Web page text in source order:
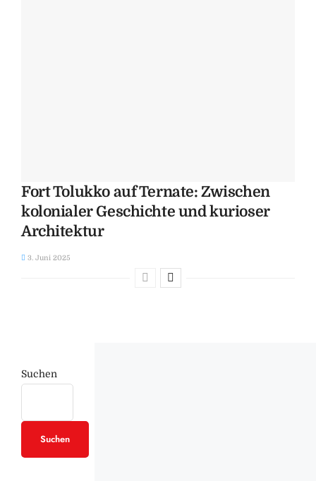
Fort Tolukko auf Ternate: Zwischen
kolonialer Geschichte und kurioser
Architektur
3. Juni 2025
Suchen
Suchen